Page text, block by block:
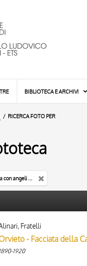
BIBLIOTECA E ARCHIVI
RICERCA FOTO PER
Madonna assunta con angeli e apostoli - portale
Fratelli
- Facciata della
1920